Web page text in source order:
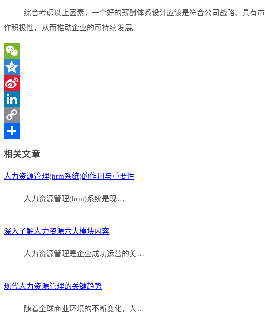
综合考虑以上因素，一个好的薪酬体系设计应该是符合公司战略、具有
作积极性，从而推动企业的可持续发展。
WeChat
Qzone
Sina
Weibo
LinkedIn
Copy
相关文章
人力资源管理(hrm系统)的作用与重要性
人力资源管理(hrm)系统是现…
深入了解人力资源六大模块内容
人力资源管理是企业成功运营的关…
现代人力资源管理的关键趋势
随着全球商业环境的不断变化，人…